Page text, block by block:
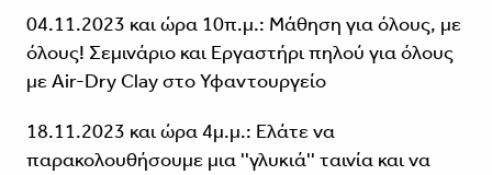
04.11.2023 και ώρα 10π.μ.: Μάθηση για όλους, με
όλους! Σεμινάριο και Εργαστήρι πηλού για όλους
με Air-Dry Clay στο Υφαντουργείο
18.11.2023 και ώρα 4μ.μ.: Ελάτε να
παρακολουθήσουμε μια ''γλυκιά'' ταινία και να